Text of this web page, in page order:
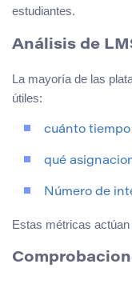
estudiantes.
Análisis de
La mayoría de las
útiles:
cuánto
qué
Número de
Estas métricas actúan